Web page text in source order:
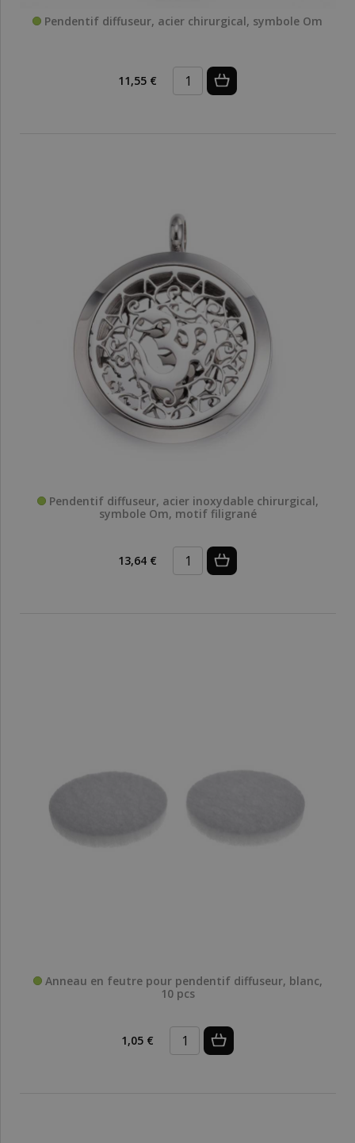
Pendentif diffuseur, acier chirurgical, symbole Om
11,55 €
Pendentif diffuseur, acier inoxydable chirurgical,
symbole Om, motif filigrané
13,64 €
Anneau en feutre pour pendentif diffuseur, blanc,
10 pcs
1,05 €